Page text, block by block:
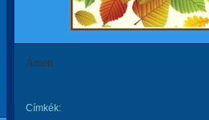
Ámen
Címkék: